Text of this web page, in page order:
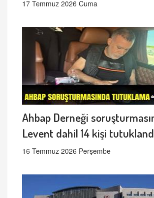
17 Temmuz 2026 Cuma
Ahbap Derneği
Levent dahil 14 kişi
16 Temmuz 2026 Perşembe